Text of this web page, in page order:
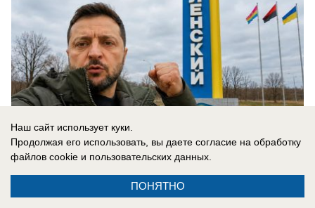
06.08.2026 0
Наш сайт использует куки.
Продолжая его использовать, вы даете согласие на обработку
файлов cookie и пользовательских данных.
ПОНЯТНО